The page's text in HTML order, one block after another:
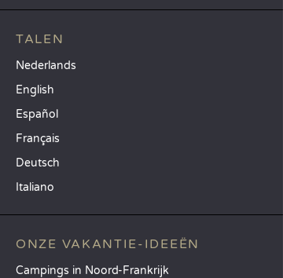
TALEN
Nederlands
English
Español
Français
Deutsch
Italiano
ONZE VAKANTIE-IDEEËN
Campings in Noord-Frankrijk